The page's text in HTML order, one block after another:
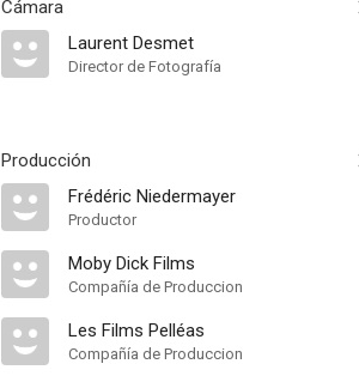
Cámara
Laurent Desmet
Director de Fotografía
Producción
Frédéric Niedermayer
Productor
Moby Dick Films
Compañía de Produccion
Les Films Pelléas
Compañía de Produccion